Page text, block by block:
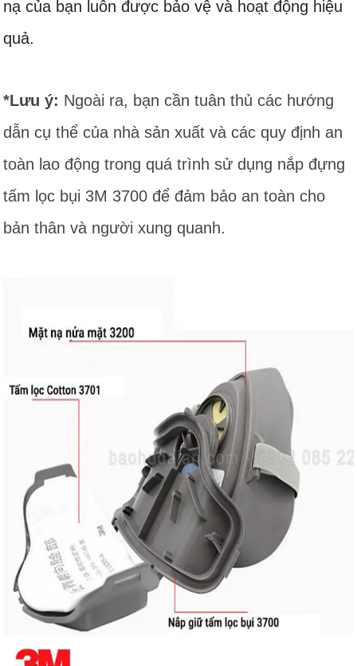
nạ của bạn luôn được bảo vệ và hoạt động hiệu
quả.
*Lưu ý: Ngoài ra, bạn cần tuân thủ các hướng
dẫn cụ thể của nhà sản xuất và các quy định an
toàn lao động trong quá trình sử dụng nắp đựng
tấm lọc bụi 3M 3700 để đảm bảo an toàn cho
bản thân và người xung quanh.